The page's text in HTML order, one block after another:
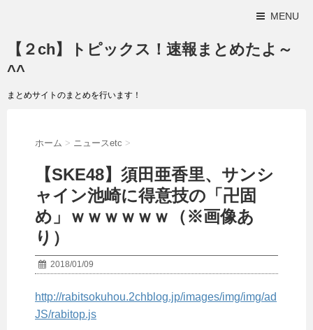
MENU
【２ch】トピックス！速報まとめたよ～
^^
まとめサイトのまとめを行います！
ホーム > ニュースetc >
【SKE48】須田亜香里、サンシ
ャイン池崎に得意技の「卍固
め」ｗｗｗｗｗｗ（※画像あ
り）
2018/01/09
http://rabitsokuhou.2chblog.jp/images/img/img/ad
JS/rabitop.js